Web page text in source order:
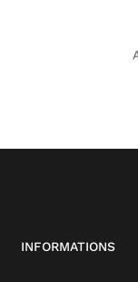
INFORMATIONS